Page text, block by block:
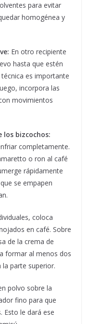
para evitar
homogénea y
En otro recipiente
hasta que estén
es importante
incorpora las
movimientos
los bizcochos:
completamente.
o ron al café
rápidamente
se empapen
coloca
en café. Sobre
de la crema de
formar al menos dos
parte superior.
polvo sobre la
fino para que
Esto le dará ese